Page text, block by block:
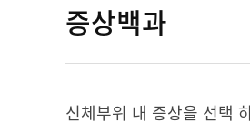
증상백과
신체부위 내 증상을 선택